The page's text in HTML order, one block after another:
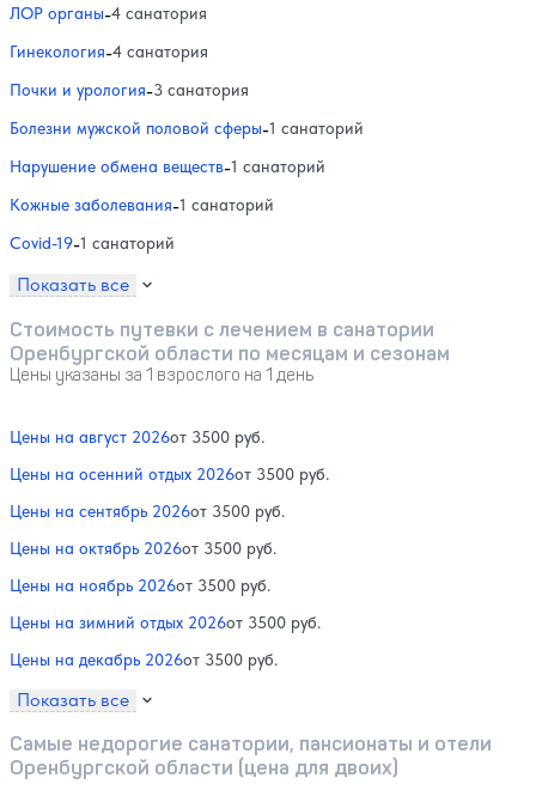
ЛОР органы-4 санатория
Гинекология-4 санатория
Почки и урология-3 санатория
Болезни мужской половой сферы-1 санаторий
Нарушение обмена веществ-1 санаторий
Кожные заболевания-1 санаторий
Covid-19-1 санаторий
Показать все
Стоимость путевки с лечением в санатории
Оренбургской области по месяцам и сезонам
Цены указаны за 1 взрослого на 1 день
Цены на август 2026от 3500 руб.
Цены на осенний отдых 2026от 3500 руб.
Цены на сентябрь 2026от 3500 руб.
Цены на октябрь 2026от 3500 руб.
Цены на ноябрь 2026от 3500 руб.
Цены на зимний отдых 2026от 3500 руб.
Цены на декабрь 2026от 3500 руб.
Показать все
Самые недорогие санатории, пансионаты и отели
Оренбургской области (цена для двоих)